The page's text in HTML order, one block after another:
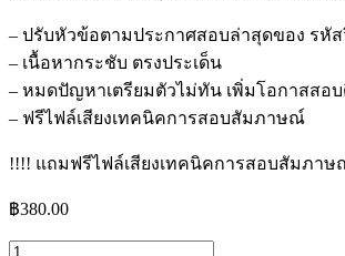
– ปรับหัวข้อตามประกาศสอบล่าสุดของ รหั
– เนื้อหากระชับ ตรงประเด็น
– หมดปัญหาเตรียมตัวไม่ทัน เพิ่มโอกาสสอ
– ฟรีไฟล์เสียงเทคนิคการสอบสัมภาษณ์
!!!! แถมฟรีไฟล์เสียงเทคนิคการสอบสัมภาษ
฿380.00